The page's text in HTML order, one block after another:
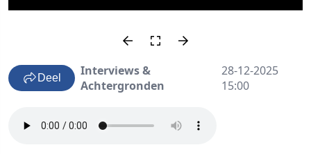
Deel
Interviews &
Achtergronden
28-12-2025
15:00